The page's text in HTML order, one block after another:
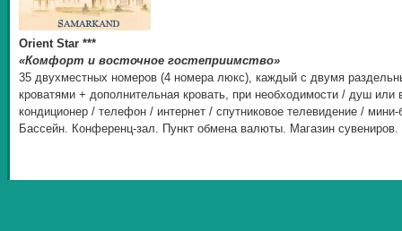
Orient Star ***
«Комфорт и восточное гостеприимство»
35 двухместных номеров (4 номера люкс), каждый с двумя
кроватями + дополнительная кровать, при необходимости / душ или
кондиционер / телефон / интернет / спутниковое телевидение / мини-
Бассейн. Конференц-зал. Пункт обмена валюты. Магазин сувениров.